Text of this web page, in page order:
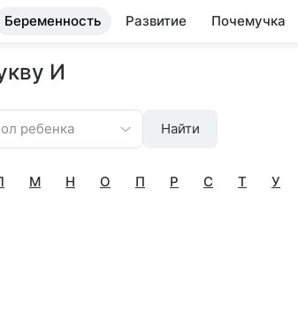
Беременность Развитие Почемучка
И
ребенка Найти
М Н О П Р С Т У